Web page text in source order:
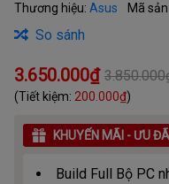
Thương hiệu: Asus Mã
So sánh
3.650.000₫
(Tiết kiệm: 200.000₫)
KHUYẾN MÃI - ƯU ĐÃI
Build Full Bộ PC